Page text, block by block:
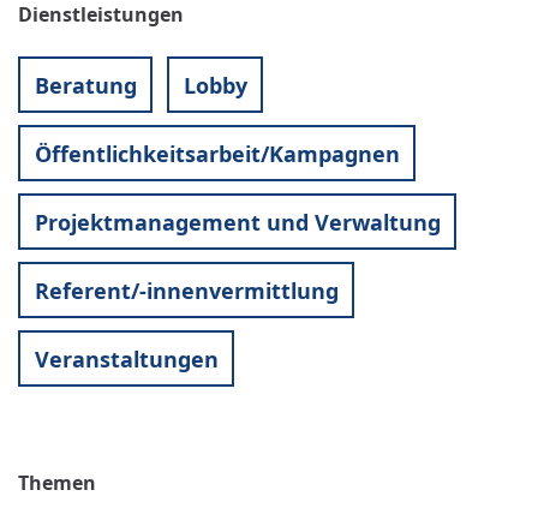
Dienstleistungen
Beratung Lobby
Öffentlichkeitsarbeit/Kampagnen
Projektmanagement und Verwaltung
Referent/-innenvermittlung
Veranstaltungen
Themen